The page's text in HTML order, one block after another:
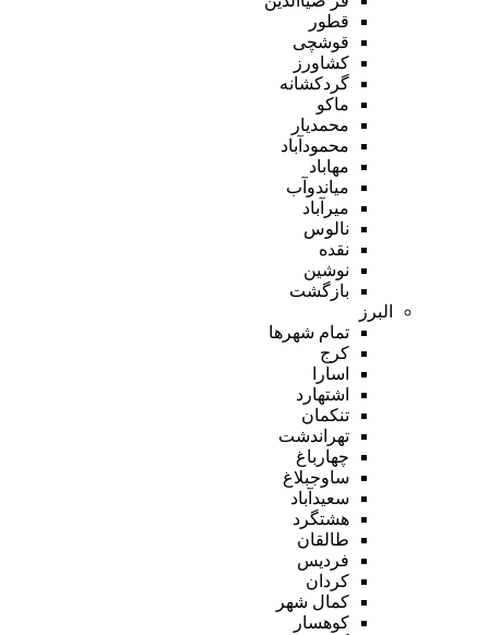
قطور
قوشچی
کشاورز
گردکشانه
ماکو
محمدیار
محمودآباد
مهاباد
میاندوآب
میرآباد
نالوس
نقده
نوشین
بازگشت
البرز
تمام شهر‌ها
کرج
اسارا
اشتهارد
تنکمان
تهراندشت
چهارباغ
ساوجبلاغ
سعیدآباد
هشتگرد
طالقان
فردیس
کردان
کمال شهر
کوهسار